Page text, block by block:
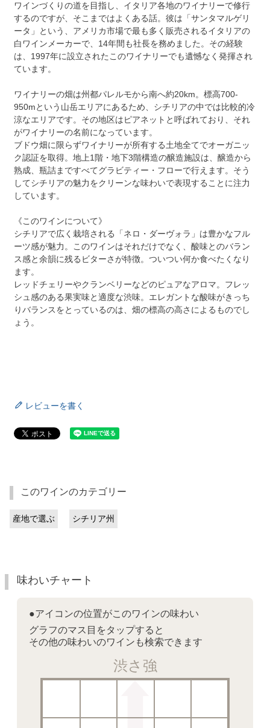
ワインづくりの道を目指し、イタリア各地のワイナリーで修行
するのですが、そこまではよくある話。彼は「サンタマルゲリ
ータ」という、アメリカ市場で最も多く販売されるイタリアの
白ワインメーカーで、14年間も社長を務めました。その経験
は、1997年に設立されたこのワイナリーでも遺憾なく発揮され
ています。
ワイナリーの畑は州都パレルモから南へ約20km。標高700-
950mという山岳エリアにあるため、シチリアの中では比較的冷
涼なエリアです。その地区はピアネットと呼ばれており、それ
がワイナリーの名前になっています。
ブドウ畑に限らずワイナリーが所有する土地全てでオーガニッ
ク認証を取得。地上1階・地下3階構造の醸造施設は、醸造から
熟成、瓶詰まですべてグラビティー・フローで行えます。そう
してシチリアの魅力をクリーンな味わいで表現することに注力
しています。
《このワインについて》
シチリアで広く栽培される「ネロ・ダーヴォラ」は豊かなフル
ーツ感が魅力。このワインはそれだけでなく、酸味とのバラン
ス感と余韻に残るビターさが特徴。ついつい何か食べたくなり
ます。
レッドチェリーやクランベリーなどのピュアなアロマ。フレッ
シュ感のある果実味と適度な渋味。エレガントな酸味がきっち
りバランスをとっているのは、畑の標高の高さによるものでし
ょう。
レビューを書く
このワインのカテゴリー
産地で選ぶ シチリア州
味わいチャート
●アイコンの位置がこのワインの味わい
グラフのマス目をタップすると
その他の味わいのワインも検索できます
渋さ強